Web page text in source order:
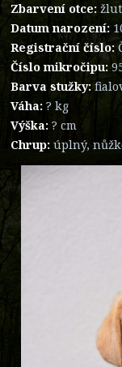
Zbarvení otce:
Datum narození:
Registrační číslo:
Číslo mikročipu:
Barva stužky:
Váha: ? kg
Výška: ? cm
Chrup: úplný,